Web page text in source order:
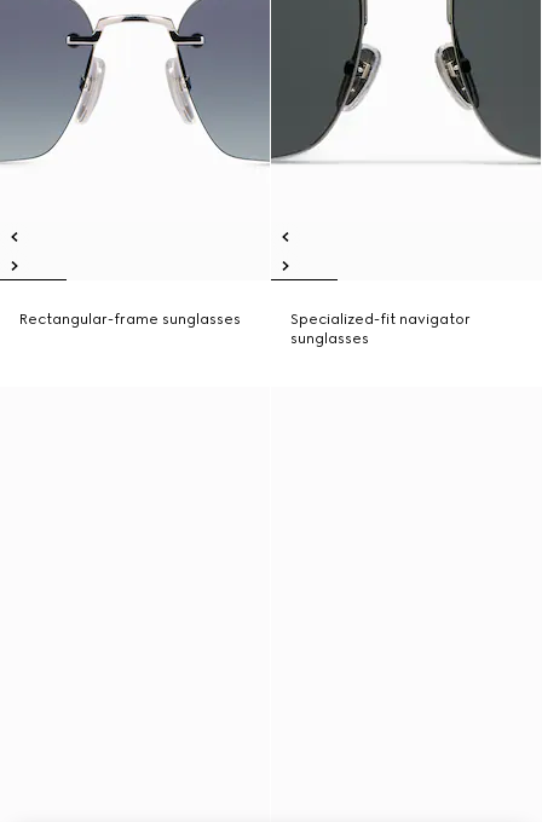
Rectangular-frame sunglasses
Specialized-fit navigator
sunglasses